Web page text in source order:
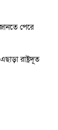
পেরে
রাষ্ট্রদূত